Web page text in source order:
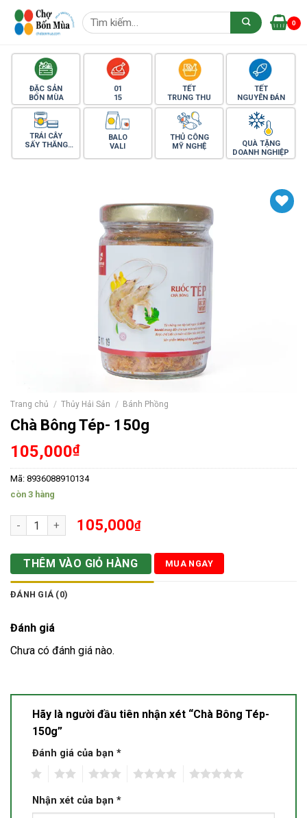
Skip
Tìm
kiếm:
0
ĐẶC SẢN
BỐN MÙA
01
15
TẾT
TRUNG THU
TẾT
NGUYÊN ĐÁN
TRÁI CÂY
SẤY THĂNG
BALO
VALI
THỦ CÔNG
MỸ NGHỆ
QUÀ TẶNG
DOANH NGHIỆP
Trang chủ / Thủy Hải Sản / Bánh Phồng
Chà Bông Tép- 150g
105,000₫
Mã: 8936088910134
còn 3 hàng
Chà Bông Tép- 150g số lượng
105,000₫
THÊM VÀO GIỎ HÀNG MUA NGAY
ĐÁNH GIÁ (0)
Đánh giá
Chưa có đánh giá nào.
Hãy là người đầu tiên nhận xét “Chà Bông Tép-
150g”
Đánh giá của bạn *
Nhận xét của bạn *